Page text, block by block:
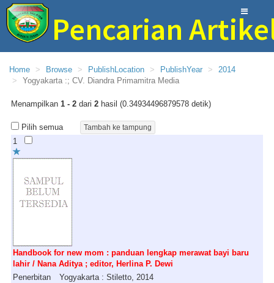
Pencarian
Home Browse PublishLocation PublishYear
2014
Yogyakarta :; CV. Diandra Primamitra Media
Menampilkan 1 - 2 dari 2 hasil (0.34934496879578 detik)
Pilih semua
1
Handbook for new mom : panduan lengkap merawat bayi baru
lahir / Nana Aditya ; editor, Herlina P. Dewi
Penerbitan
Yogyakarta : Stiletto, 2014